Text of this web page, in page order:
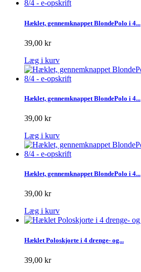
Hæklet, gennemknappet BlondePolo i 4...
39,00 kr
Læg i kurv
Hæklet, gennemknappet BlondePolo i 4...
39,00 kr
Læg i kurv
Hæklet, gennemknappet BlondePolo i 4...
39,00 kr
Læg i kurv
Hæklet Poloskjorte i 4 drenge- og...
39,00 kr